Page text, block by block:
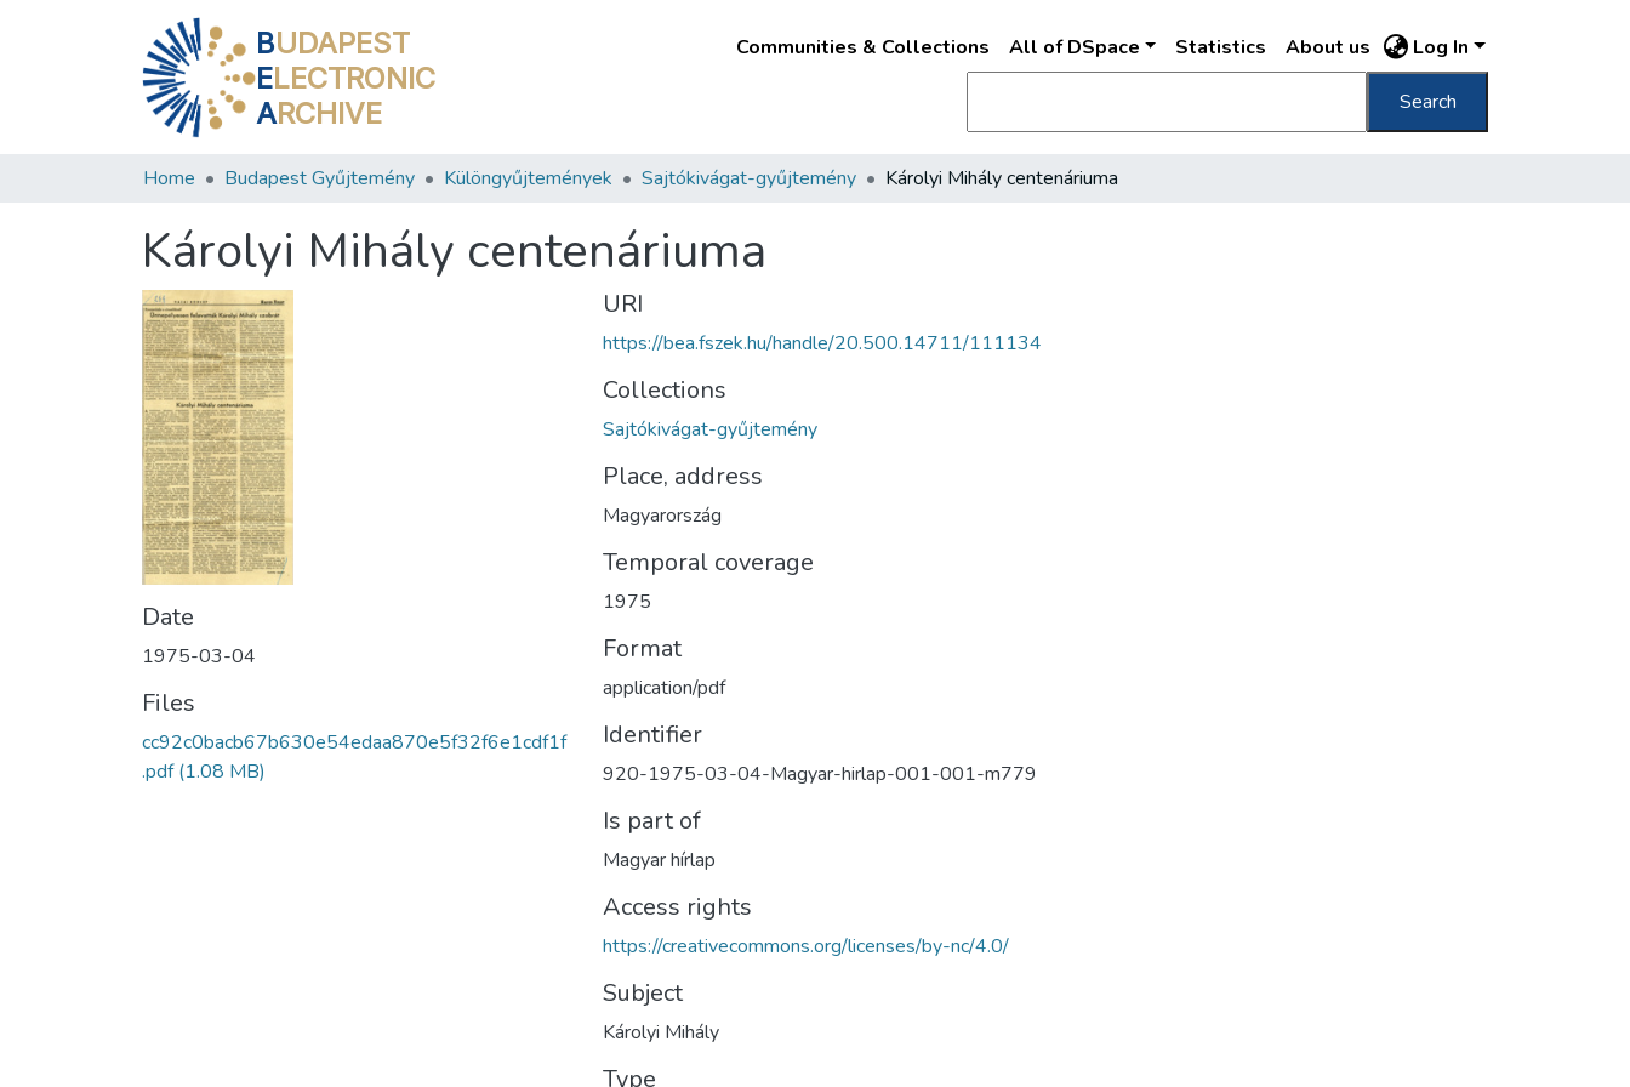
BUDAPEST
ELECTRONIC
ARCHIVE
Communities & Collections All of DSpace Statistics About us Log In
Search
Home Budapest Gyűjtemény Különgyűjtemények Sajtókivágat-gyűjtemény Károlyi Mihály centenáriuma
Károlyi Mihály centenáriuma
Date
1975-03-04
Files
cc92c0bacb67b630e54edaa870e5f32f6e1cdf1f
.pdf(1.08 MB)
URI
https://bea.fszek.hu/handle/20.500.14711/111134
Collections
Sajtókivágat-gyűjtemény
Place, address
Magyarország
Temporal coverage
1975
Format
application/pdf
Identifier
920-1975-03-04-Magyar-hirlap-001-001-m779
Is part of
Magyar hírlap
Access rights
https://creativecommons.org/licenses/by-nc/4.0/
Subject
Károlyi Mihály
Type